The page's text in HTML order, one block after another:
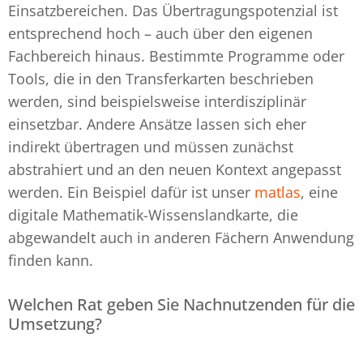
Einsatzbereichen. Das Übertragungspotenzial ist
entsprechend hoch – auch über den eigenen
Fachbereich hinaus. Bestimmte Programme oder
Tools, die in den Transferkarten beschrieben
werden, sind beispielsweise interdisziplinär
einsetzbar. Andere Ansätze lassen sich eher
indirekt übertragen und müssen zunächst
abstrahiert und an den neuen Kontext angepasst
werden. Ein Beispiel dafür ist unser matlas, eine
digitale Mathematik-Wissenslandkarte, die
abgewandelt auch in anderen Fächern Anwendung
finden kann.
Welchen Rat geben Sie Nachnutzenden für die
Umsetzung?